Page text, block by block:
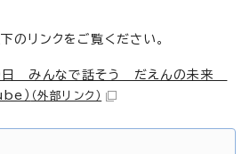
のリンクをご覧ください。
みんなで話そう だえんの未来
） （外部リンク）